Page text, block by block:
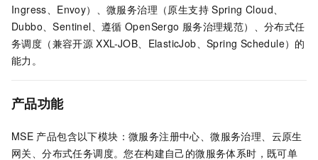
Ingress、Envoy）、微服务治理（原生支持 Spring Cloud、
Dubbo、Sentinel、遵循 OpenSergo 服务治理规范）、分布式任
务调度（兼容开源 XXL-JOB、ElasticJob、Spring Schedule）的
能力。
产品功能
MSE 产品包含以下模块： 微服务注册中心、微服务治理、云原生
网关、分布式任务调度。您在构建自己的微服务体系时，既可单